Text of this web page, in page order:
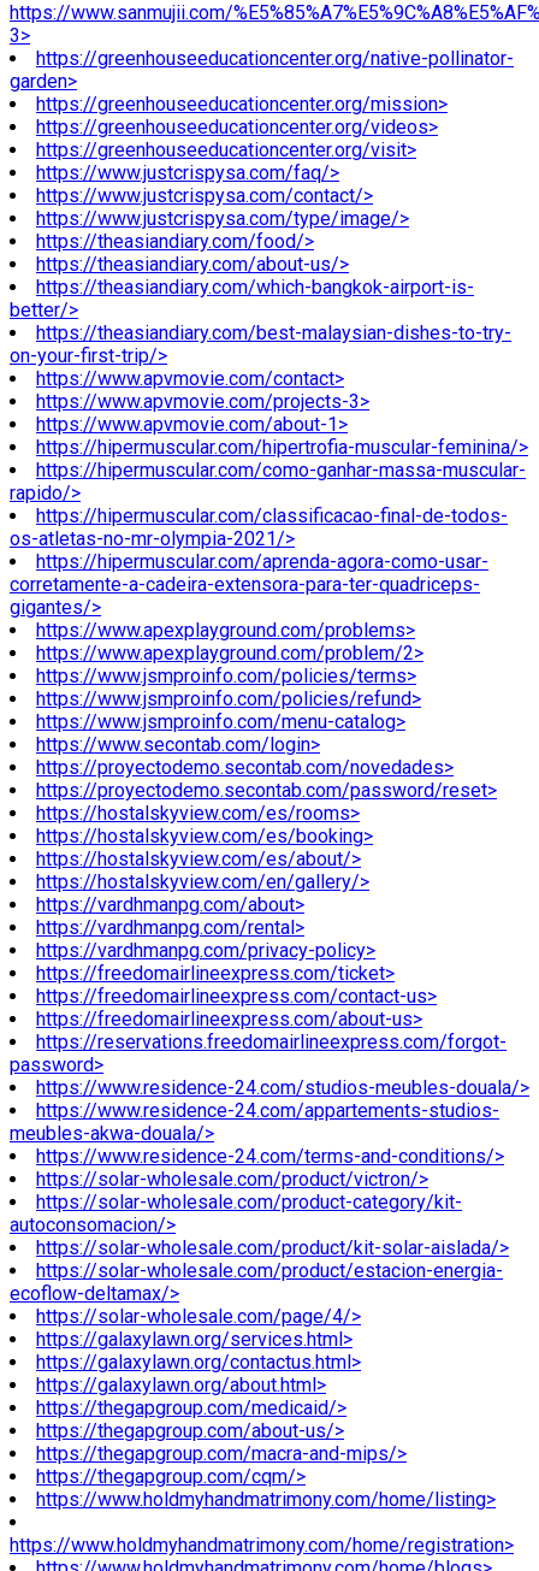
https://www.sanmujii.com/
3>
https://greenhouseeducationcenter.org/native-pollinator-
garden>
https://greenhouseeducationcenter.org/mission>
https://greenhouseeducationcenter.org/videos>
https://greenhouseeducationcenter.org/visit>
https://www.justcrispysa.com/faq/>
https://www.justcrispysa.com/contact/>
https://www.justcrispysa.com/type/image/>
https://theasiandiary.com/food/>
https://theasiandiary.com/about-us/>
https://theasiandiary.com/which-bangkok-airport-is-
better/>
https://theasiandiary.com/best-malaysian-dishes-to-try-
on-your-first-trip/>
https://www.apvmovie.com/contact>
https://www.apvmovie.com/projects-3>
https://www.apvmovie.com/about-1>
https://hipermuscular.com/hipertrofia-muscular-feminina/>
https://hipermuscular.com/como-ganhar-massa-muscular-
rapido/>
https://hipermuscular.com/classificacao-final-de-todos-
os-atletas-no-mr-olympia-2021/>
https://hipermuscular.com/aprenda-agora-como-usar-
corretamente-a-cadeira-extensora-para-ter-quadriceps-
gigantes/>
https://www.apexplayground.com/problems>
https://www.apexplayground.com/problem/2>
https://www.jsmproinfo.com/policies/terms>
https://www.jsmproinfo.com/policies/refund>
https://www.jsmproinfo.com/menu-catalog>
https://www.secontab.com/login>
https://proyectodemo.secontab.com/novedades>
https://proyectodemo.secontab.com/password/reset>
https://hostalskyview.com/es/rooms>
https://hostalskyview.com/es/booking>
https://hostalskyview.com/es/about/>
https://hostalskyview.com/en/gallery/>
https://vardhmanpg.com/about>
https://vardhmanpg.com/rental>
https://vardhmanpg.com/privacy-policy>
https://freedomairlineexpress.com/ticket>
https://freedomairlineexpress.com/contact-us>
https://freedomairlineexpress.com/about-us>
https://reservations.freedomairlineexpress.com/forgot-
password>
https://www.residence-24.com/studios-meubles-douala/>
https://www.residence-24.com/appartements-studios-
meubles-akwa-douala/>
https://www.residence-24.com/terms-and-conditions/>
https://solar-wholesale.com/product/victron/>
https://solar-wholesale.com/product-category/kit-
autoconsomacion/>
https://solar-wholesale.com/product/kit-solar-aislada/>
https://solar-wholesale.com/product/estacion-energia-
ecoflow-deltamax/>
https://solar-wholesale.com/page/4/>
https://galaxylawn.org/services.html>
https://galaxylawn.org/contactus.html>
https://galaxylawn.org/about.html>
https://thegapgroup.com/medicaid/>
https://thegapgroup.com/about-us/>
https://thegapgroup.com/macra-and-mips/>
https://thegapgroup.com/cqm/>
https://www.holdmyhandmatrimony.com/home/listing>
https://www.holdmyhandmatrimony.com/home/registration>